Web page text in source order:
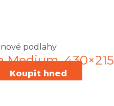
podlahy
Medium, 430×215
Koupit hned